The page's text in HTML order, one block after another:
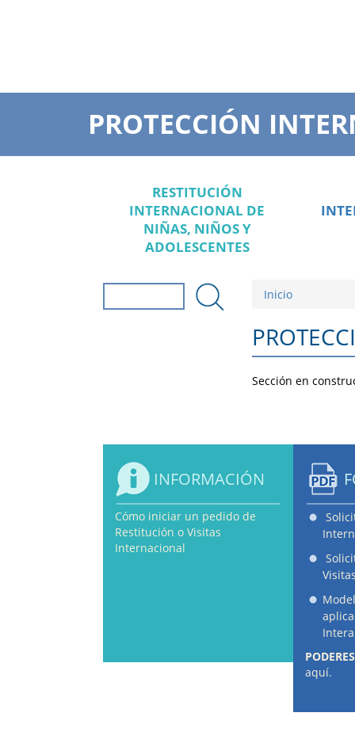
PROTECCIÓN
RESTITUCIÓN
INTERNACIONAL DE
NIÑAS, NIÑOS Y
ADOLESCENTES
Formulario de Inicio
Sección en
INFORMACIÓN
Cómo iniciar un pedido de
Restitución o Visitas
Internacional
aquí.